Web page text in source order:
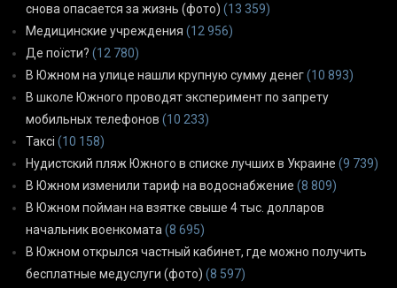
снова опасается за жизнь (фото) (13 359)
Медицинские учреждения (12 956)
Де поїсти? (12 780)
В Южном на улице нашли крупную сумму денег(10 893)
В школе Южного проводят эксперимент по запрету
мобильных телефонов (10 233)
Таксі (10 158)
Нудистский пляж Южного в списке лучших в Украине (9 739)
В Южном изменили тариф на водоснабжение (8 809)
В Южном пойман на взятке свыше 4 тыс. долларов
начальник военкомата(8 695)
В Южном открылся частный кабинет, где можно получить
бесплатные медуслуги (фото) (8 597)